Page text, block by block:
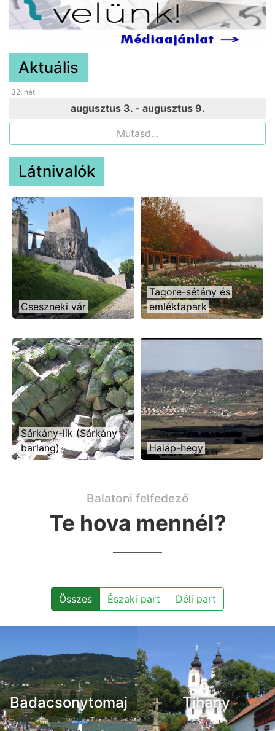
Aktuális
32. hét
augusztus 3. - augusztus 9.
Mutasd…
Látnivalók
Cseszneki vár
Tagore-sétány és
emlékfapark
Sárkány-lik (Sárkány
barlang)
Haláp-hegy
Balatoni felfedező
Te hova mennél?
Összes Északi part Déli part
Badacsonytomaj Tihany